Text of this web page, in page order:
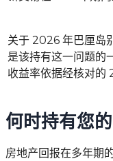
关于 2026 年巴厘岛
是该持有这一问题的
收益率依据经核对的
何时持有您
房地产回报在多年期